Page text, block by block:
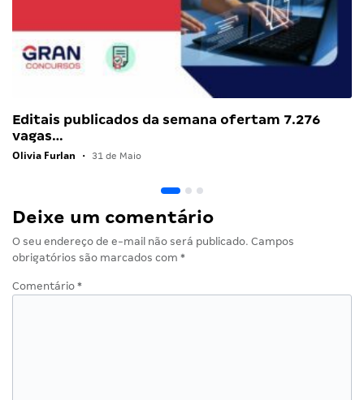
Editais publicados da semana ofertam 7.276
vagas…
Olivia Furlan • 31 de Maio
Deixe um comentário
O seu endereço de e-mail não será publicado. Campos
obrigatórios são marcados com *
Comentário *